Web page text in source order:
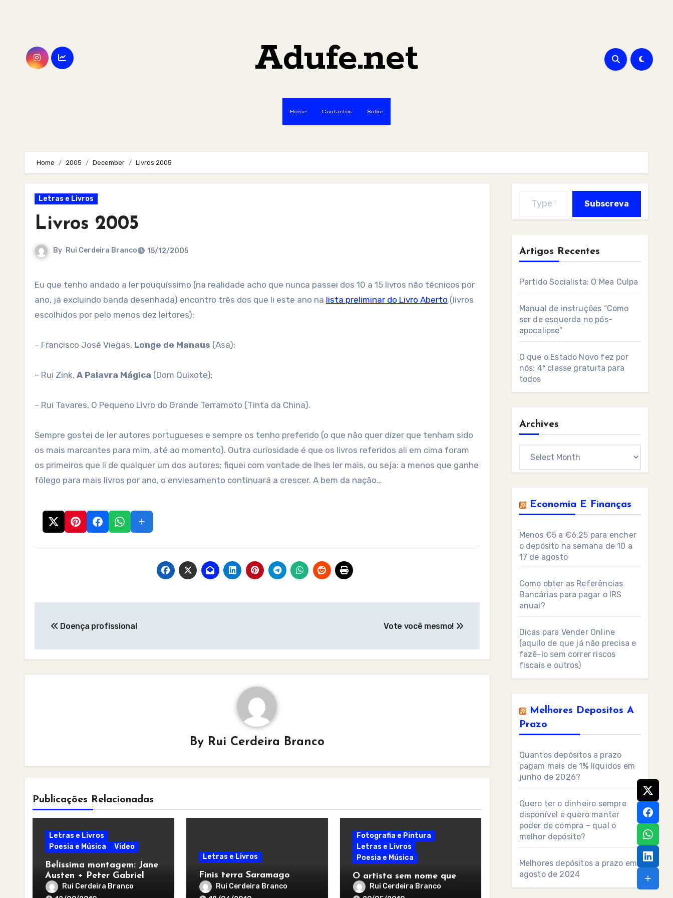
Adufe.net
Home Contactos Sobre
Home 2005 December Livros 2005
Letras e Livros
Livros 2005
By Rui Cerdeira Branco 15/12/2005
Eu que tenho andado a ler pouquíssimo (na realidade acho que nunca passei dos 10 a 15 livros não técnicos por
ano, já excluindo banda desenhada) encontro três dos que li este ano na lista preliminar do Livro Aberto (livros
escolhidos por pelo menos dez leitores):
– Francisco José Viegas, Longe de Manaus (Asa);
– Rui Zink, A Palavra Mágica (Dom Quixote);
– Rui Tavares, O Pequeno Livro do Grande Terramoto (Tinta da China).
Sempre gostei de ler autores portugueses e sempre os tenho preferido (o que não quer dizer que tenham sido
os mais marcantes para mim, até ao momento). Outra curiosidade é que os livros referidos ali em cima foram
os primeiros que li de qualquer um dos autores; fiquei com vontade de lhes ler mais, ou seja: a menos que ganhe
fôlego para mais livros por ano, o enviesamento continuará a crescer. A bem da nação…
navigation
Doença profissional Vote você mesmo!
By Rui Cerdeira Branco
Publicações Relacionadas
Letras e Livros
Poesia e Música
Video
Belíssima montagem: Jane
Austen + Peter Gabriel
Rui Cerdeira Branco
Letras e Livros
Finis terra Saramago
Rui Cerdeira Branco
Fotografia e Pintura
Letras e Livros
Poesia e Música
O artista sem nome que
insiste em nos animar
Rui Cerdeira Branco
Subscreva
Artigos Recentes
Partido Socialista: O Mea Culpa
Manual de instruções “Como
ser de esquerda no pós-
apocalipse”
O que o Estado Novo fez por
nós: 4ª classe gratuita para
todos
Archives
Economia E Finanças
Menos €5 a €6,25 para encher
o depósito na semana de 10 a
17 de agosto
Como obter as Referências
Bancárias para pagar o IRS
anual?
Dicas para Vender Online
(aquilo de que já não precisa e
fazê-lo sem correr riscos
fiscais e outros)
Melhores Depositos A
Prazo
Quantos depósitos a prazo
pagam mais de 1% líquidos em
junho de 2026?
Quero ter o dinheiro sempre
disponível e quero manter
poder de compra – qual o
melhor depósito?
Melhores depósitos a prazo em
agosto de 2024